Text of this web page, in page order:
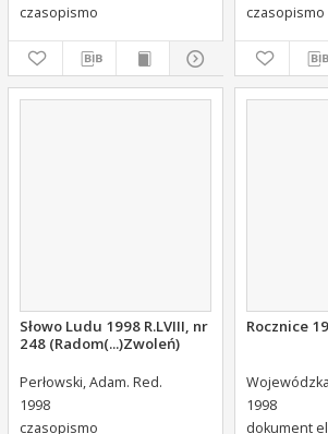
czasopismo
czasopismo
Słowo Ludu 1998 R.LVIII, nr
248 (Radom(...)Zwoleń)
Perłowski, Adam. Red.
1998
czasopismo
Rocznice
1998
dokument